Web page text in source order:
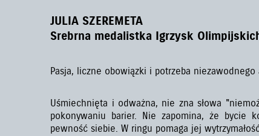
JULIA SZEREMETA
Srebrna medalistka Igrzysk
Pasja, liczne obowiązki i potrzeba niezawodnego
Uśmiechnięta i odważna, nie zna słowa
pokonywaniu barier. Nie zapomina, że bycie
pewność siebie. W ringu pomaga jej